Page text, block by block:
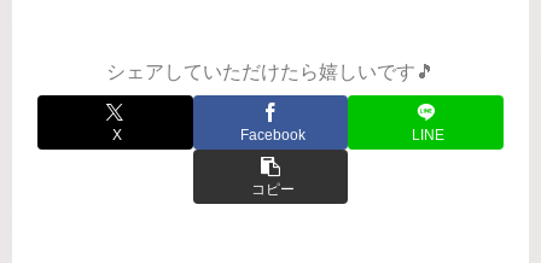
シェアしていただけたら嬉しいです🎵
X Facebook LINE
コピー